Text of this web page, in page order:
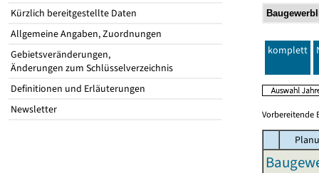
Kürzlich bereitgestellte Daten
Allgemeine Angaben, Zuordnungen
Gebietsveränderungen,
Änderungen zum Schlüsselverzeichnis
Definitionen und Erläuterungen
Newsletter
komplett
Vorbereitende